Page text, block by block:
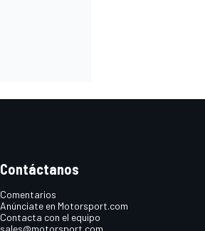
Contáctanos
Comentarios
Anúnciate en Motorsport.com
Contacta con el equipo
sales@motorsport.com